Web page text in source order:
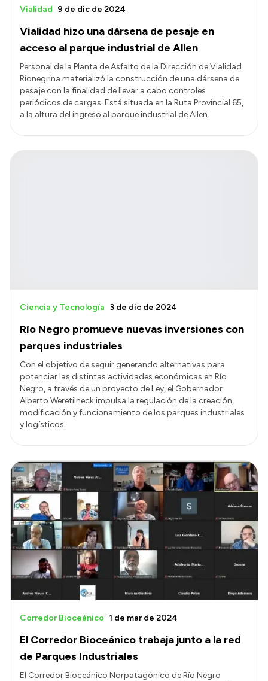
Vialidad hizo una dársena de pesaje en
acceso al parque industrial de Allen
Vialidad 9 de dic de 2024
Personal de la Planta de Asfalto de la Dirección de Vialidad
Rionegrina materializó la construcción de una dársena de
pesaje con la finalidad de llevar a cabo controles
periódicos de cargas. Está situada en la Ruta Provincial 65,
a la altura del ingreso al parque industrial de Allen.
Río Negro promueve nuevas inversiones con
parques industriales
Ciencia y Tecnología 3 de dic de 2024
Con el objetivo de seguir generando alternativas para
potenciar las distintas actividades económicas en Río
Negro, a través de un proyecto de Ley, el Gobernador
Alberto Weretilneck impulsa la regulación de la creación,
modificación y funcionamiento de los parques industriales
y logísticos.
El Corredor Bioceánico trabaja junto a la red
de Parques Industriales
Corredor Bioceánico 1 de mar de 2024
El Corredor Bioceánico Norpatagónico de Río Negro